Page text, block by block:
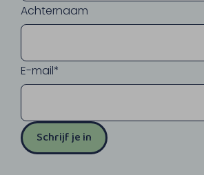
Achternaam
E-mail*
Schrijf je in